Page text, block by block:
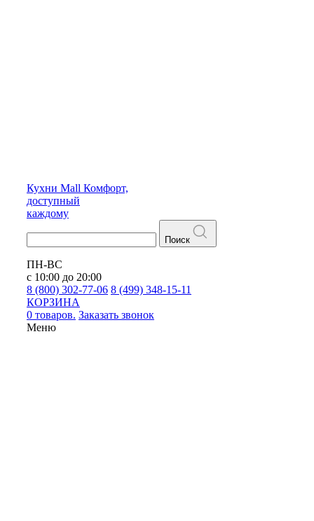
Кухни Mall Комфорт,
доступный
каждому
Поиск
ПН-ВС
с 10:00 до 20:00
8 (800) 302-77-06 8 (499) 348-15-11
КОРЗИНА
0 товаров. Заказать звонок
Меню